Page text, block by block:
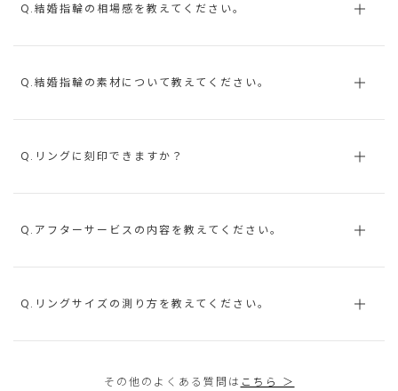
Q.結婚指輪の相場感を教えてください。
Q.結婚指輪の素材について教えてください。
Q.リングに刻印できますか？
Q.アフターサービスの内容を教えてください。
Q.リングサイズの測り方を教えてください。
その他のよくある質問は こちら ＞